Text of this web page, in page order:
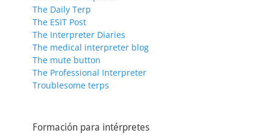
The Daily Terp
The ESIT Post
The Interpreter Diaries
The medical interpreter blog
The mute button
The Professional Interpreter
Troublesome terps
Formación para intérpretes